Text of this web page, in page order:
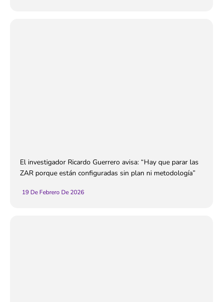
El investigador Ricardo Guerrero avisa: “Hay que parar las
ZAR porque están configuradas sin plan ni metodología”
19 De Febrero De 2026